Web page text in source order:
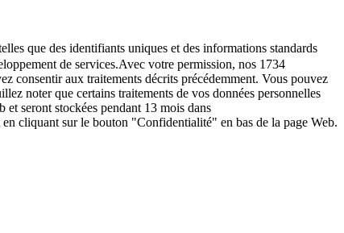
que des identifiants uniques et des informations standards
de services.Avec votre permission, nos 1734
consentir aux traitements décrits précédemment. Vous pouvez
noter que certains traitements de vos données personnelles
seront stockées pendant 13 mois dans
cliquant sur le bouton "Confidentialité" en bas de la page Web.